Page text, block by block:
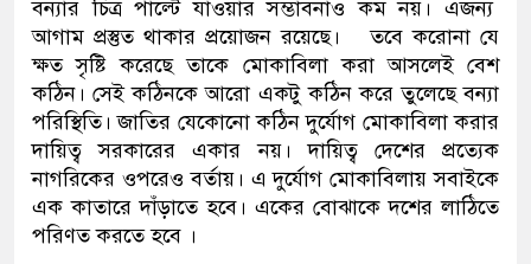
বন্যার চিত্র পাল্টে যাওয়ার সম্ভাবনাও কম নয়। এজন্য
আগাম প্রস্তুত থাকার প্রয়োজন রয়েছে। তবে করোনা যে
ক্ষত সৃষ্টি করেছে তাকে মোকাবিলা করা আসলেই বেশ
কঠিন। সেই কঠিনকে আরো একটু কঠিন করে তুলেছে বন্যা
পরিস্থিতি। জাতির যেকোনো কঠিন দুর্যোগ মোকাবিলা করার
দায়িত্ব সরকারের একার নয়। দায়িত্ব দেশের প্রত্যেক
নাগরিকের ওপরেও বর্তায়। এ দুর্যোগ মোকাবিলায় সবাইকে
এক কাতারে দাঁড়াতে হবে। একের বোঝাকে দশের লাঠিতে
পরিণত করতে হবে ।